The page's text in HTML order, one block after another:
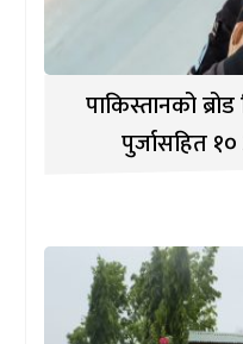
पाकिस्तानको
पुर्जासहित